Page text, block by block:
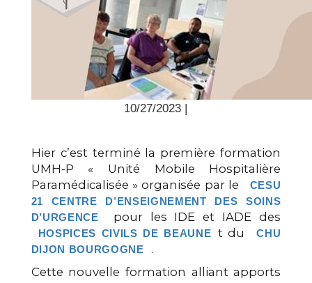
10/27/2023 |
Hier c’est terminé la première formation
UMH-P « Unité Mobile Hospitalière
Paramédicalisée » organisée par le
CESU
21 CENTRE D’ENSEIGNEMENT DES SOINS
D’URGENCE
pour les IDE et IADE des
HOSPICES CIVILS DE BEAUNE t du
CHU
DIJON BOURGOGNE
.
Cette nouvelle formation alliant apports